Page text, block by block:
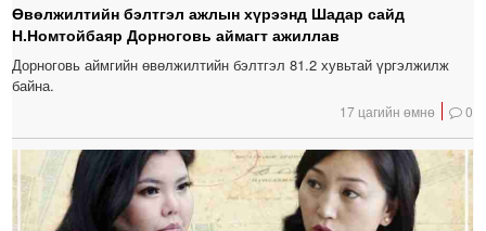
Өвөлжилтийн бэлтгэл ажлын хүрээнд Шадар сайд
Н.Номтойбаяр Дорноговь аймагт ажиллав
Дорноговь аймгийн өвөлжилтийн бэлтгэл 81.2 хувьтай үргэлжилж
байна.
17 цагийн өмнө 0